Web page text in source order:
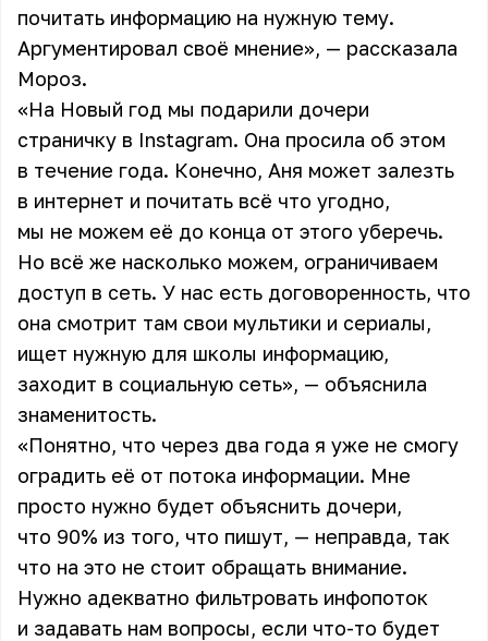
почитать информацию на нужную тему.
Аргументировал своё мнение», — рассказала
Мороз.
«На Новый год мы подарили дочери
страничку в Instagram. Она просила об этом
в течение года. Конечно, Аня может залезть
в интернет и почитать всё что угодно,
мы не можем её до конца от этого уберечь.
Но всё же насколько можем, ограничиваем
доступ в сеть. У нас есть договоренность, что
она смотрит там свои мультики и сериалы,
ищет нужную для школы информацию,
заходит в социальную сеть», — объяснила
знаменитость.
«Понятно, что через два года я уже не смогу
оградить её от потока информации. Мне
просто нужно будет объяснить дочери,
что 90% из того, что пишут, — неправда, так
что на это не стоит обращать внимание.
Нужно адекватно фильтровать инфопоток
и задавать нам вопросы, если что-то будет